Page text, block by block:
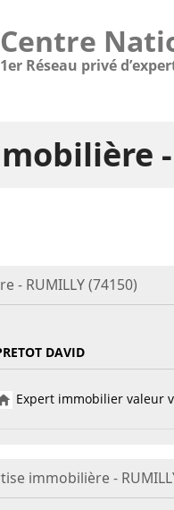
Centre
1er Réseau privé
- RUMILLY (74150)
DAVID
Expert immobilier valeur
immobilière -